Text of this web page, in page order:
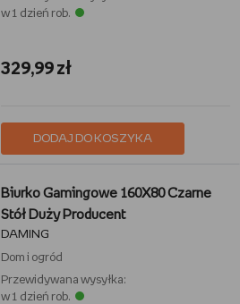
w 1 dzień rob.
329,99 zł
DODAJ DO KOSZYKA
Biurko Gamingowe 160X80 Czarne
Stół Duży Producent
DAMING
Dom i ogród
Przewidywana wysyłka:
w 1 dzień rob.